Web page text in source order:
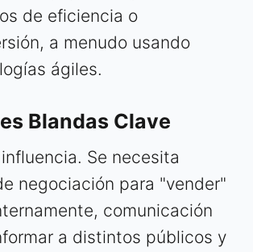
de eficiencia o
a menudo usando
ágiles.
Blandas Clave
Se necesita
negociación para "vender"
comunicación
a distintos públicos y